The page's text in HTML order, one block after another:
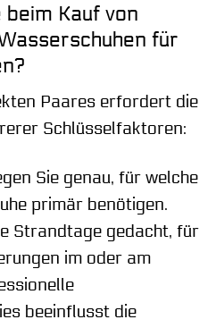
Kauf von
für
Paares erfordert die
Schlüsselfaktoren:
Sie genau, für welche
primär benötigen.
Strandtage gedacht, für
im oder am
beeinflusst die